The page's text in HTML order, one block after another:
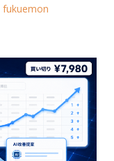
fukuemon